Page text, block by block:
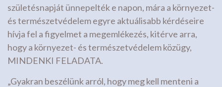
születésnapját ünnepelték e napon, mára a környezet-
és természetvédelem egyre aktuálisabb kérdéseire
hívja fel a figyelmet a megemlékezés, kitérve arra,
hogy a környezet- és természetvédelem közügy,
MINDENKI FELADATA.
„Gyakran beszélünk arról, hogy meg kell menteni a